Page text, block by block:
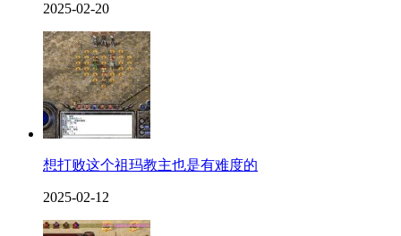
2025-02-20
想打败这个祖玛教主也是有难度的
2025-02-12